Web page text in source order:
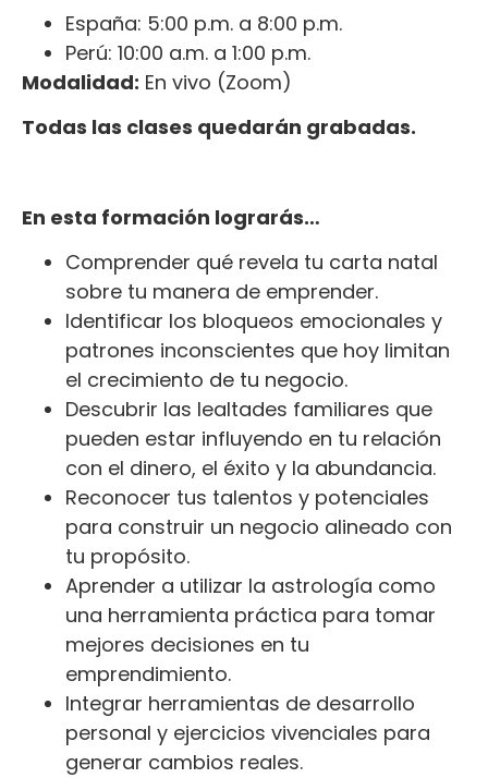
España: 5:00 p.m. a 8:00 p.m.
Perú: 10:00 a.m. a 1:00 p.m.
Modalidad: En vivo (Zoom)
Todas las clases quedarán grabadas.
En esta formación lograrás…
Comprender qué revela tu carta natal
sobre tu manera de emprender.
Identificar los bloqueos emocionales y
patrones inconscientes que hoy limitan
el crecimiento de tu negocio.
Descubrir las lealtades familiares que
pueden estar influyendo en tu relación
con el dinero, el éxito y la abundancia.
Reconocer tus talentos y potenciales
para construir un negocio alineado con
tu propósito.
Aprender a utilizar la astrología como
una herramienta práctica para tomar
mejores decisiones en tu
emprendimiento.
Integrar herramientas de desarrollo
personal y ejercicios vivenciales para
generar cambios reales.